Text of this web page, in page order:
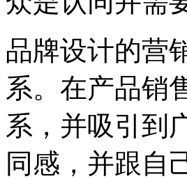
品牌设计的营
系。在产品销
系，并吸引到
同感，并跟自